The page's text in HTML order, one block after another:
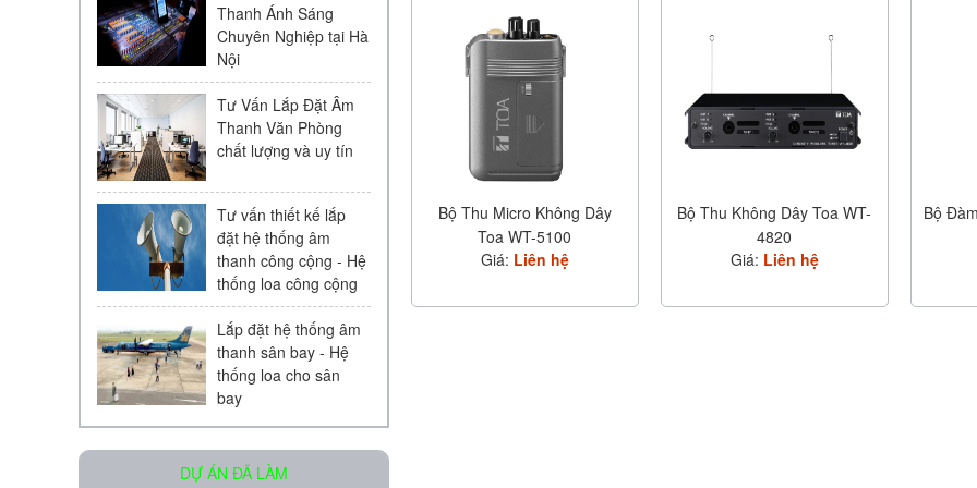
Bộ Thu Micro Không Dây
Toa WT-5100
Giá: Liên hệ
Bộ Thu Không Dây Toa WT-
4820
Giá: Liên hệ
Bộ
Loa âm trần KAC - 104 | Chính
Liên hệ
Micro Bosch LBC 2900/20
Thanh Ánh Sáng
Chuyên Nghiệp tại Hà
Nội
Tư Vấn Lắp Đặt Âm
Thanh Văn Phòng
chất lượng và uy tín
Tư vấn thiết kế lắp
đặt hệ thống âm
thanh công cộng - Hệ
thống loa công cộng
Lắp đặt hệ thống âm
thanh sân bay - Hệ
thống loa cho sân
bay
DỰ ÁN ĐÃ LÀM